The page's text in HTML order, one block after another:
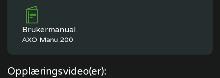
Brukermanual
AXO Manu 200
Opplæringsvideo(er):